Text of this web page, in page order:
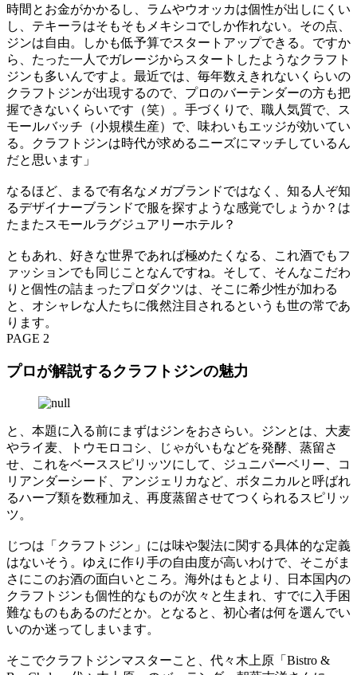
時間とお金がかかるし、ラムやウオッカは個性が出しにくい
し、テキーラはそもそもメキシコでしか作れない。その点、
ジンは自由。しかも低予算でスタートアップできる。ですか
ら、たった一人でガレージからスタートしたようなクラフト
ジンも多いんですよ。最近では、毎年数えきれないくらいの
クラフトジンが出現するので、プロのバーテンダーの方も把
握できないくらいです（笑）。手づくりで、職人気質で、ス
モールバッチ（小規模生産）で、味わいもエッジが効いてい
る。クラフトジンは時代が求めるニーズにマッチしているん
だと思います」
なるほど、まるで有名なメガブランドではなく、知る人ぞ知
るデザイナーブランドで服を探すような感覚でしょうか？は
たまたスモールラグジュアリーホテル？
ともあれ、好きな世界であれば極めたくなる、これ酒でもフ
ァッションでも同じことなんですね。そして、そんなこだわ
りと個性の詰まったプロダクツは、そこに希少性が加わる
と、オシャレな人たちに俄然注目されるというも世の常であ
ります。
PAGE 2
プロが解説するクラフトジンの魅力
と、本題に入る前にまずはジンをおさらい。ジンとは、大麦
やライ麦、トウモロコシ、じゃがいもなどを発酵、蒸留さ
せ、これをベーススピリッツにして、ジュニパーベリー、コ
リアンダーシード、アンジェリカなど、ボタニカルと呼ばれ
るハーブ類を数種加え、再度蒸留させてつくられるスピリッ
ツ。
じつは「クラフトジン」には味や製法に関する具体的な定義
はないそう。ゆえに作り手の自由度が高いわけで、そこがま
さにこのお酒の面白いところ。海外はもとより、日本国内の
クラフトジンも個性的なものが次々と生まれ、すでに入手困
難なものもあるのだとか。となると、初心者は何を選んでい
いのか迷ってしまいます。
そこでクラフトジンマスターこと、代々木上原「Bistro &